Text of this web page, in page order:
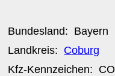
Bundesland: Bayern
Landkreis: Coburg
Kfz-Kennzeichen: CO